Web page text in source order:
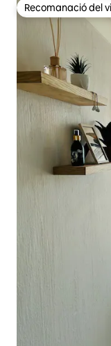
Recomanació del
Recomanació del